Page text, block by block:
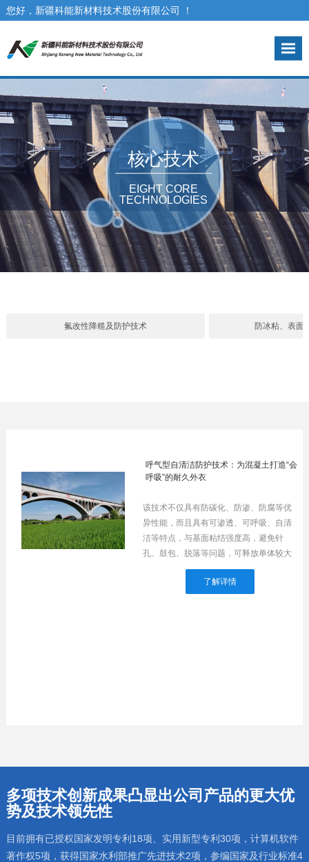
您好，新疆科能新材料技术股份有限公司 ！
核心技术
EIGHT CORE
TECHNOLOGIES
氟改性降糙及防护技术 防冰粘、表面
呼气型自清洁防护技术：为混凝土打造“会
呼吸”的耐久外衣
该技术不仅具有防碳化、防渗、防腐等优
异性能，而且具有可渗透、可呼吸、自清
洁等特点，与基面粘结强度高，避免针
孔、鼓包、脱落等问题，可释放单体较大
水工建筑物的内部应力，保护其内部结
了解详情
多项技术创新成果凸显出公司产品的更大优
势及技术领先性
目前拥有已授权国家发明专利18项、实用新型专利30项，计算机软件
著作权5项，获得国家水利部推广先进技术2项，参编国家及行业标准4